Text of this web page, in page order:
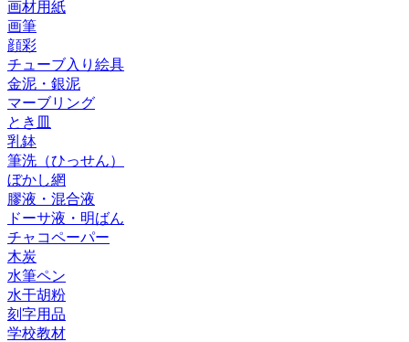
画材用紙
画筆
顔彩
チューブ入り絵具
金泥・銀泥
マーブリング
とき皿
乳鉢
筆洗（ひっせん）
ぼかし網
膠液・混合液
ドーサ液・明ばん
チャコペーパー
木炭
水筆ペン
水干胡粉
刻字用品
学校教材